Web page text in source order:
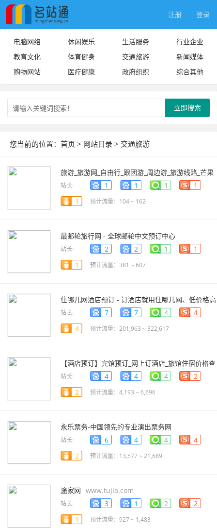
注册 登录
电脑网络 休闲娱乐 生活服务
行业企业
教育文化
体育健身 交通旅游
新闻媒体
购物网站
医疗健康 政府组织 综合其他
立即搜索
您当前的位置： 首页 > 网站目录 > 交通旅游
旅游_旅游网_自由行_跟团游_周边游_旅游线路_芒果
网 lvyou.mangocity.com
站长: 1 1 1
1
1
预计流量：104 ~ 162
最邮轮旅行网 - 全球邮轮中文预订中心
www.zyoulun.com
站长: 2 2 1
1
1
预计流量：381 ~ 607
住哪儿网酒店预订 - 订酒店就用住哪儿网、低价格高
返现
www.zhuna.cn
站长: 7 7 4
4
4
预计流量：201,963 ~ 322,617
【酒店预订】宾馆预订_网上订酒店_旅馆住宿价格查
询-去哪儿酒店
hotel.qunar.com
站长: 4 4 4
2
2
预计流量：4,193 ~ 6,696
永乐票务-中国领先的专业演出票务网
www.228.com.cn
站长: 6 4 4
4
2
预计流量：13,577 ~ 21,689
途家网 www.tujia.com
站长: 3 1 2
2
1
预计流量：927 ~ 1,483